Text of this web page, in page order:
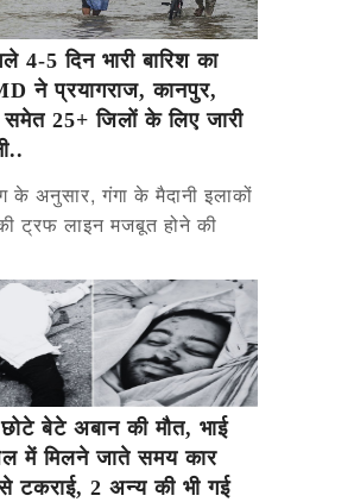
4-5 दिन भारी बारिश का
ने प्रयागराज, कानपुर,
समेत 25+ जिलों के लिए जारी
के अनुसार, गंगा के मैदानी इलाकों
ट्रफ लाइन मजबूत होने की
बेटे अबान की मौत, भाई
में मिलने जाते समय कार
टकराई, 2 अन्य की भी गई